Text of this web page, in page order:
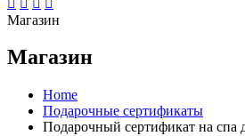
Магазин
Магазин
Home
Подарочные сертификаты
Подарочный сертификат на спа